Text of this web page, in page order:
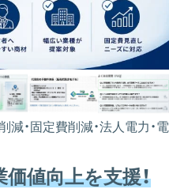
・固定費削減・法人電力・電
値向上を支援！